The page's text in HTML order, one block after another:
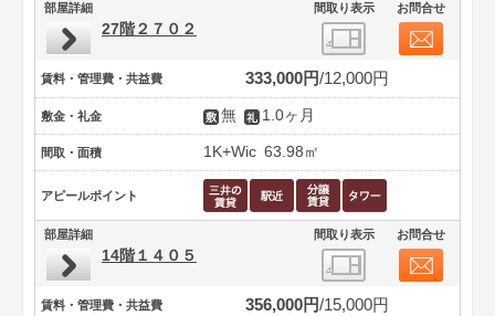
部屋詳細 間取り表示 お問合せ
27階２７０２
賃料・管理費・共益費 333,000円 12,000円
敷金・礼金 無 1.0ヶ月
間取・面積 1K+Wic 63.98㎡
アピールポイント
部屋詳細 間取り表示 お問合せ
14階１４０５
賃料・管理費・共益費 356,000円 15,000円